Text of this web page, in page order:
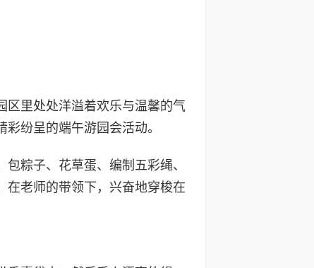
区里处处洋溢着欢乐与温馨的气
纷呈的端午游园会活动。
粽子、花草蛋、编制五彩绳、
在老师的带领下，兴奋地穿梭在